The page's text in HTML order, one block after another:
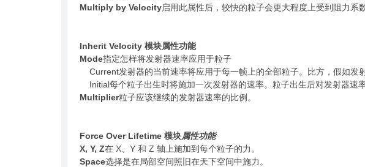
Multiply by Velocity启用此属性后，较快的粒子会更大程度上受到阻力系
Inherit Velocity 模块属性功能
Mode指定怎样将发射器速率应用于粒子
Current发射器的当前速率将应用于每一帧上的全部粒子。比方，假如发
Initial每个粒子出生时将施加一次发射器的速率。粒子出生后对发射器速
Multiplier粒子应该继续的发射器速率的比例。
Force Over Lifetime 模块属性功能
X, Y, Z在 X、Y 和 Z 轴上施加到每个粒子的力。
Space选择是在局部空间照旧在天下空间中施力。